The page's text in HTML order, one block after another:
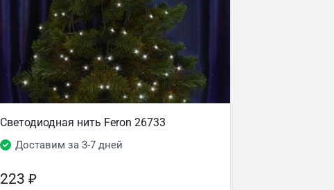
Светодиодная нить Feron 26733
Доставим за 3-7 дней
223 ₽